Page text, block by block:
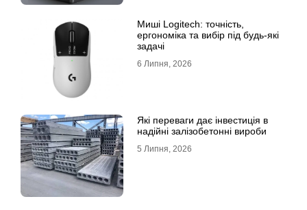
Миші Logitech: точність,
ергономіка та вибір під будь-які
задачі
6 Липня, 2026
Які переваги дає інвестиція в
надійні залізобетонні вироби
5 Липня, 2026